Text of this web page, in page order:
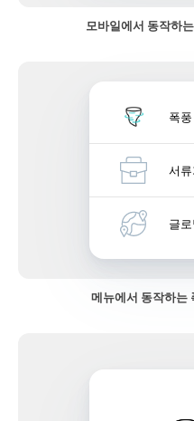
모바일에서 동작하
폭풍
서
글로
메뉴에서 동작하는